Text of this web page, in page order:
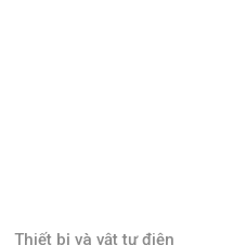
Thiết bị và vật tư điện